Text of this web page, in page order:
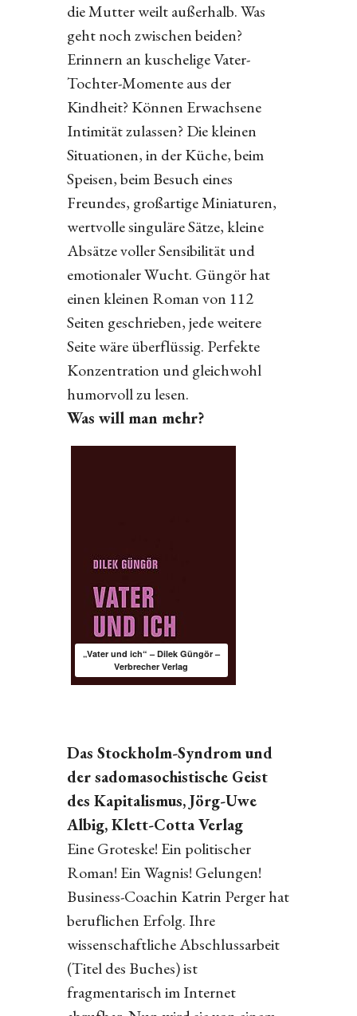
die Mutter weilt außerhalb. Was
geht noch zwischen beiden?
Erinnern an kuschelige Vater-
Tochter-Momente aus der
Kindheit? Können Erwachsene
Intimität zulassen? Die kleinen
Situationen, in der Küche, beim
Speisen, beim Besuch eines
Freundes, großartige Miniaturen,
wertvolle singuläre Sätze, kleine
Absätze voller Sensibilität und
emotionaler Wucht. Güngör hat
einen kleinen Roman von 112
Seiten geschrieben, jede weitere
Seite wäre überflüssig. Perfekte
Konzentration und gleichwohl
humorvoll zu lesen.
Was will man mehr?
„Vater und ich“ – Dilek Güngör –
Verbrecher Verlag
Das Stockholm-Syndrom und
der sadomasochistische Geist
des Kapitalismus, Jörg-Uwe
Albig, Klett-Cotta Verlag
Eine Groteske! Ein politischer
Roman! Ein Wagnis! Gelungen!
Business-Coachin Katrin Perger hat
beruflichen Erfolg. Ihre
wissenschaftliche Abschlussarbeit
(Titel des Buches) ist
fragmentarisch im Internet